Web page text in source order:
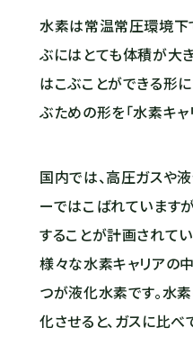
水素は常温常圧環境下
ぶにはとても体積が大
はこぶことができる形
ぶための形を「水素キャ
国内では、高圧ガスや
ーではこばれています
することが計画されてい
様々な水素キャリアの
つが液化水素です。
化させると、ガスに比